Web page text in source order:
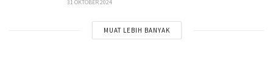
31 OKTOBER 2024
MUAT LEBIH BANYAK